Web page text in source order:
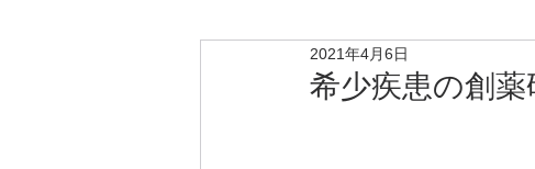
UJA法律相談所
希少疾患の創
2021年4月6日